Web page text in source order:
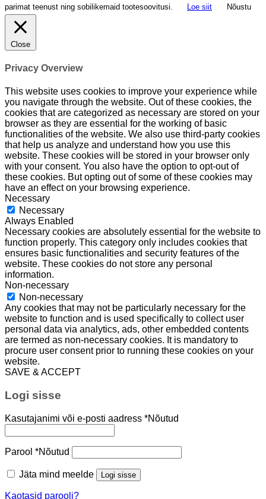
parimat teenust ning sobilikemaid tootesoovitusi.
Loe siit Nõustu
Close
Privacy Overview
This website uses cookies to improve your experience while
you navigate through the website. Out of these cookies, the
cookies that are categorized as necessary are stored on your
browser as they are essential for the working of basic
functionalities of the website. We also use third-party cookies
that help us analyze and understand how you use this
website. These cookies will be stored in your browser only
with your consent. You also have the option to opt-out of
these cookies. But opting out of some of these cookies may
have an effect on your browsing experience.
Necessary
Necessary
Always Enabled
Necessary cookies are absolutely essential for the website to
function properly. This category only includes cookies that
ensures basic functionalities and security features of the
website. These cookies do not store any personal
information.
Non-necessary
Non-necessary
Any cookies that may not be particularly necessary for the
website to function and is used specifically to collect user
personal data via analytics, ads, other embedded contents
are termed as non-necessary cookies. It is mandatory to
procure user consent prior to running these cookies on your
website.
SAVE & ACCEPT
Logi sisse
Kasutajanimi või e-posti aadress *Nõutud
Parool *Nõutud
Jäta mind meelde Logi sisse
Kaotasid parooli?